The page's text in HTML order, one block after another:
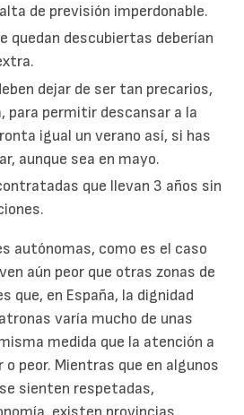
de previsión imperdonable.
quedan descubiertas deberían
dejar de ser tan precarios,
para permitir descansar a la
igual un verano así, si has
aunque sea en mayo.
que llevan 3 años sin
autónomas, como es el caso
aún peor que otras zonas de
que, en España, la dignidad
varía mucho de unas
medida que la atención a
peor. Mientras que en algunos
sienten respetadas,